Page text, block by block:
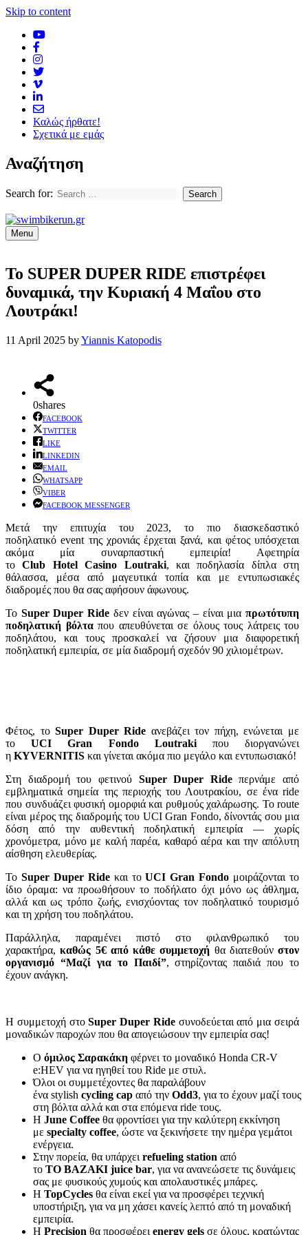
Skip to content
Καλώς ήρθατε!
Σχετικά με εμάς
Αναζήτηση
Search for:
Menu
Το SUPER DUPER RIDE επιστρέφει
δυναμικά, την Κυριακή 4 Μαΐου στο
Λουτράκι!
11 April 2025 byYiannis Katopodis
0shares
FACEBOOK
TWITTER
LIKE
LINKEDIN
EMAIL
WHATSAPP
VIBER
FACEBOOK MESSENGER
Μετά την επιτυχία του 2023, το πιο διασκεδαστικό
ποδηλατικό event της χρονιάς έρχεται ξανά, και φέτος υπόσχεται
ακόμα μία συναρπαστική εμπειρία! Αφετηρία
τοClub Hotel Casino Loutraki, και ποδηλασία δίπλα στη
θάλασσα, μέσα από μαγευτικά τοπία και με εντυπωσιακές
διαδρομές που θα σας αφήσουν άφωνους.
Το Super Duper Ride δεν είναι αγώνας – είναι μιαπρωτότυπη
ποδηλατική βόλταπου απευθύνεται σε όλους τους λάτρεις του
ποδηλάτου, και τους προσκαλεί να ζήσουν μια διαφορετική
ποδηλατική εμπειρία, σε μία διαδρομή σχεδόν 90 χιλιομέτρων.
Φέτος, τοSuper Duper Ride ανεβάζει τον πήχη, ενώνεται με
τοUCI Gran Fondo Loutrakiπου διοργανώνει
η KYVERNITIS και γίνεται ακόμα πιο μεγάλο και εντυπωσιακό!
Στη διαδρομή του φετινού Super Duper Rideπερνάμε από
εμβληματικά σημεία της περιοχής του Λουτρακίου, σε ένα ride
που συνδυάζει φυσική ομορφιά και ρυθμούς χαλάρωσης. Το route
είναι μέρος της διαδρομής του UCI Gran Fondo, δίνοντάς σου μια
δόση από την αυθεντική ποδηλατική εμπειρία — χωρίς
χρονόμετρα, μόνο με καλή παρέα, καθαρό αέρα και την απόλυτη
αίσθηση ελευθερίας.
Το Super Duper Rideκαι τοUCI Gran Fondo μοιράζονται το
ίδιο όραμα: να προωθήσουν το ποδήλατο όχι μόνο ως άθλημα,
αλλά και ως τρόπο ζωής, ενισχύοντας τον ποδηλατικό τουρισμό
και τη χρήση του ποδηλάτου.
Παράλληλα, παραμένει πιστό στο φιλανθρωπικό του
χαρακτήρα,καθώς 5€ από κάθε συμμετοχή θα διατεθούν στον
οργανισμό “Μαζί για το Παιδί”, στηρίζοντας παιδιά που το
έχουν ανάγκη.
Η συμμετοχή στοSuper Duper Rideσυνοδεύεται από μια σειρά
μοναδικών παροχών που θα απογειώσουν την εμπειρία σας!
Ο όμιλος Σαρακάκη φέρνει το μοναδικό Honda CR-V
e:HEV για να ηγηθεί του Ride με στυλ.
Όλοι οι συμμετέχοντες θα παραλάβουν
ένα stylish cycling cap από την Odd3, για το έχουν μαζί τους
στη βόλτα αλλά και στα επόμενα ride τους.
Η June Coffee θα φροντίσει για την καλύτερη εκκίνηση
με specialty coffee, ώστε να ξεκινήσετε την ημέρα γεμάτοι
ενέργεια.
Στην πορεία, θα υπάρχει refueling station από
το TO BAZAKI juice bar, για να ανανεώσετε τις δυνάμεις
σας με φυσικούς χυμούς και απολαυστικές μπάρες.
Η TopCycles θα είναι εκεί για να προσφέρει τεχνική
υποστήριξη, για να μη χάσει κανείς λεπτό από τη μοναδική
εμπειρία.
Η Precision θα προσφέρει energy gels σε όλους, κρατώντας